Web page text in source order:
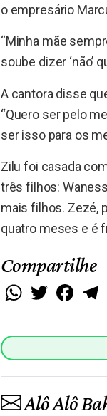
o empresário
“Minha mãe
soube dizer ‘não’
A cantora disse
“Quero ser pelo
ser isso para os
Zilu foi casada
três filhos:
mais filhos. Zezé,
quatro meses e é
Compartilhe
WhatsApp
Twitter
Alô Alô